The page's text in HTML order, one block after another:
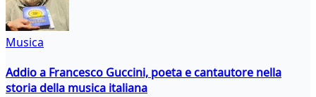
Musica
Addio a Francesco Guccini, poeta e cantautore nella
storia della musica italiana